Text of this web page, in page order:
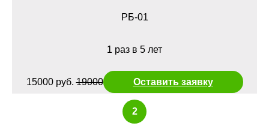
РБ-01
1 раз в 5 лет
15000 руб.19000 Оставить заявку
2